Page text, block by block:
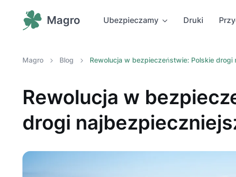
Magro Ubezpieczamy Druki
Magro Blog Rewolucja w bezpieczeństwie: Polskie
Rewolucja w
drogi